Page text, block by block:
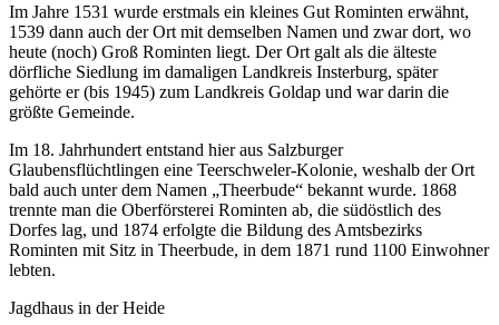
Im Jahre 1531 wurde erstmals ein kleines Gut Rominten erwähnt,
1539 dann auch der Ort mit demselben Namen und zwar dort, wo
heute (noch) Groß Rominten liegt. Der Ort galt als die älteste
dörfliche Siedlung im damaligen Landkreis Insterburg, später
gehörte er (bis 1945) zum Landkreis Goldap und war darin die
größte Gemeinde.
Im 18. Jahrhundert entstand hier aus Salzburger
Glaubensflüchtlingen eine Teerschweler-Kolonie, weshalb der Ort
bald auch unter dem Namen „Theerbude“ bekannt wurde. 1868
trennte man die Oberförsterei Rominten ab, die südöstlich des
Dorfes lag, und 1874 erfolgte die Bildung des Amtsbezirks
Rominten mit Sitz in Theerbude, in dem 1871 rund 1100 Einwohner
lebten.
Jagdhaus in der Heide